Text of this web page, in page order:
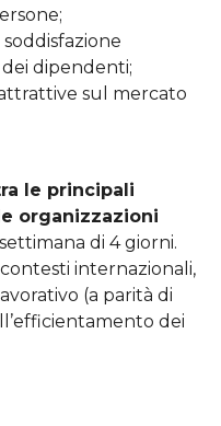
dei dipendenti;
sul mercato
le principali
organizzazioni
di 4 giorni.
internazionali,
(a parità di
dei